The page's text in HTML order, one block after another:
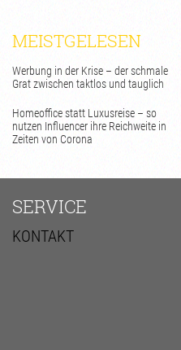
MEISTGELESEN
Werbung in der Krise – der schmale
Grat zwischen taktlos und tauglich
Homeoffice statt Luxusreise – so
nutzen Influencer ihre Reichweite in
Zeiten von Corona
SERVICE
KONTAKT